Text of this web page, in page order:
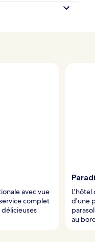
avec vue
complet
L'hôtel
d'une
au